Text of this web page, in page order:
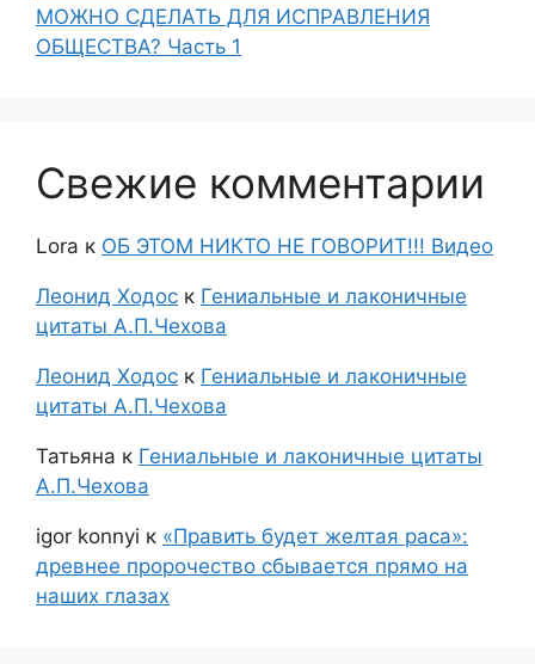
МОЖНО СДЕЛАТЬ ДЛЯ ИСПРАВЛЕНИЯ
ОБЩЕСТВА? Часть 1
Свежие комментарии
Lora к ОБ ЭТОМ НИКТО НЕ ГОВОРИТ!!! Видео
Леонид Ходос к Гениальные и лаконичные
цитаты А.П.Чехова
Леонид Ходос к Гениальные и лаконичные
цитаты А.П.Чехова
Татьяна к Гениальные и лаконичные цитаты
А.П.Чехова
igor konnyi к «Править будет желтая раса»:
древнее пророчество сбывается прямо на
наших глазах